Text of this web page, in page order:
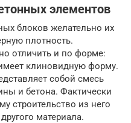
элементов
блоков желательно их
плотность.
отличить и по форме:
клиновидную форму.
собой смесь
и бетона. Фактически
строительство из него
материала.